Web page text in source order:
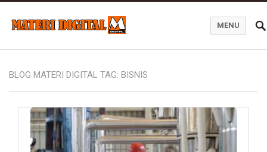
MENU
BLOG MATERI DIGITAL TAG: BISNIS